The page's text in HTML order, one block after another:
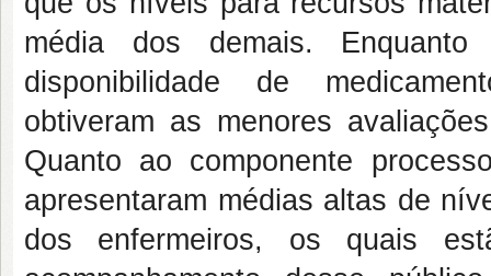
média dos demais.
disponibilidade de
obtiveram as menores
Quanto ao componente
apresentaram médias altas de
dos enfermeiros, os quais